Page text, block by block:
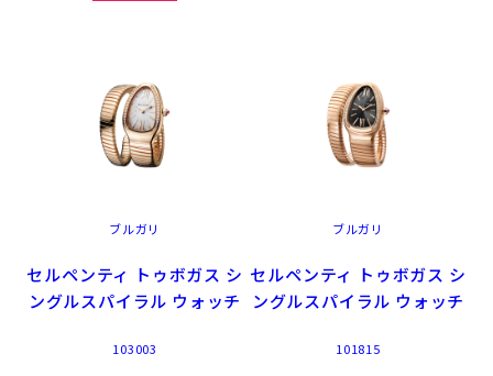
ブルガリ
セルペンティ トゥボガス シ
ングルスパイラル ウォッチ
103003
ブルガリ
セルペンティ トゥボガス シ
ングルスパイラル ウォッチ
101815